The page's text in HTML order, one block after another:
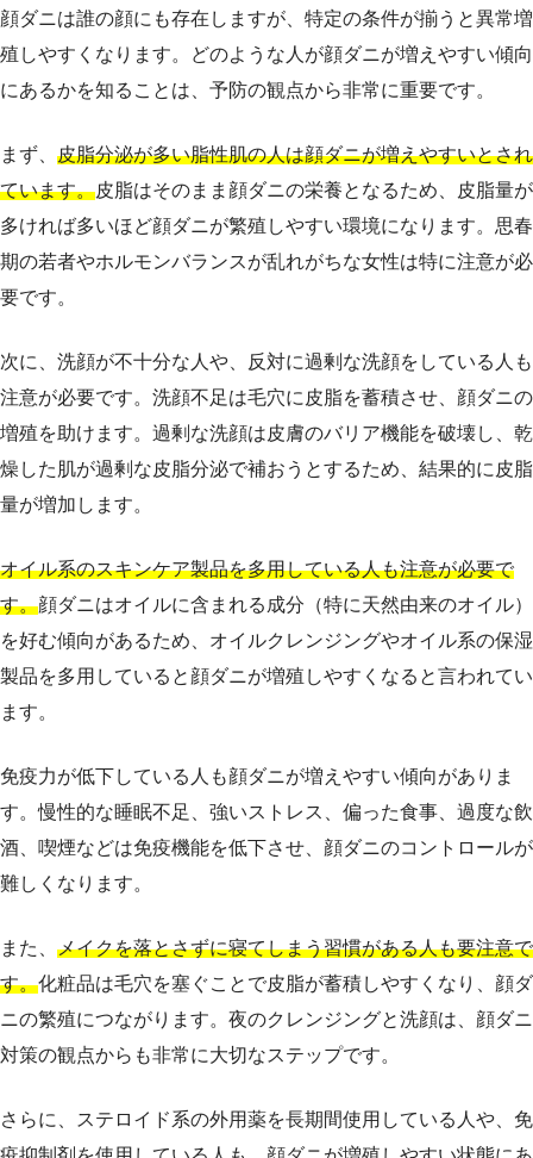
顔ダニは誰の顔にも存在しますが、特定の条件が揃うと異常増
殖しやすくなります。どのような人が顔ダニが増えやすい傾向
にあるかを知ることは、予防の観点から非常に重要です。
まず、 皮脂分泌が多い脂性肌の人は顔ダニが増えやすいとされ
ています。皮脂はそのまま顔ダニの栄養となるため、皮脂量が
多ければ多いほど顔ダニが繁殖しやすい環境になります。思春
期の若者やホルモンバランスが乱れがちな女性は特に注意が必
要です。
次に、洗顔が不十分な人や、反対に過剰な洗顔をしている人も
注意が必要です。洗顔不足は毛穴に皮脂を蓄積させ、顔ダニの
増殖を助けます。過剰な洗顔は皮膚のバリア機能を破壊し、乾
燥した肌が過剰な皮脂分泌で補おうとするため、結果的に皮脂
量が増加します。
オイル系のスキンケア製品を多用している人も注意が必要で
す。顔ダニはオイルに含まれる成分（特に天然由来のオイル）
を好む傾向があるため、オイルクレンジングやオイル系の保湿
製品を多用していると顔ダニが増殖しやすくなると言われてい
ます。
免疫力が低下している人も顔ダニが増えやすい傾向がありま
す。慢性的な睡眠不足、強いストレス、偏った食事、過度な飲
酒、喫煙などは免疫機能を低下させ、顔ダニのコントロールが
難しくなります。
また、 メイクを落とさずに寝てしまう習慣がある人も要注意で
す。化粧品は毛穴を塞ぐことで皮脂が蓄積しやすくなり、顔ダ
ニの繁殖につながります。夜のクレンジングと洗顔は、顔ダニ
対策の観点からも非常に大切なステップです。
さらに、ステロイド系の外用薬を長期間使用している人や、免